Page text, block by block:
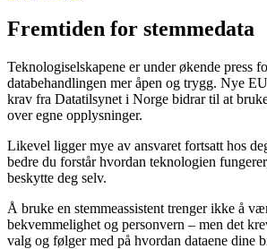
Fremtiden for stemmedata
Teknologiselskapene er under økende press
databehandlingen mer åpen og trygg. Nye
krav fra Datatilsynet i Norge bidrar til at
over egne opplysninger.
Likevel ligger mye av ansvaret fortsatt hos
bedre du forstår hvordan teknologien
beskytte deg selv.
Å bruke en stemmeassistent trenger ikke å
bekvemmelighet og personvern – men det
valg og følger med på hvordan dataene dine